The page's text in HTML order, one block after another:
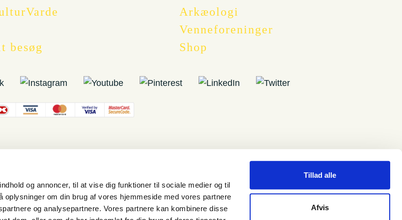
og annoncer, til at vise dig funktioner til sociale medier og til
oplysninger om din brug af vores hjemmeside med vores partnere
og analysepartnere. Vores partnere kan kombinere disse
Tillad alle
Afvis
Arkæologi
Venneforeninger
besøg
Shop